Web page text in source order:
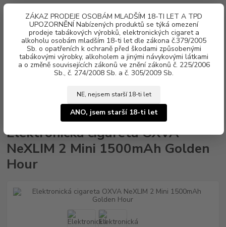
ZÁKAZ PRODEJE OSOBÁM MLADŠÍM 18-TI LET A TPD
UPOZORNĚNÍ Nabízených produktů se týká omezení
prodeje tabákových výrobků, elektronických cigaret a
alkoholu osobám mladším 18-ti let dle zákona č.379/2005
Sb. o opatřeních k ochraně před škodami způsobenými
tabákovými výrobky, alkoholem a jinými návykovými látkami
a o změně souvisejících zákonů ve znění zákonů č. 225/2006
Sb., č. 274/2008 Sb. a č. 305/2009 Sb.
NE, nejsem starší 18-ti let
ANO, jsem starší 18-ti let
Menu
za0 Kč
2 Mini 1500mAh Golden Hour
Elektronická cigareta OXVA
NeXLIM 2 Mini 1500mAh Golden
Hour